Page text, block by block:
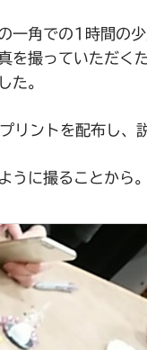
一角での1時間の
を撮っていただく
た。
ントを配布し、説
うに撮ることから。